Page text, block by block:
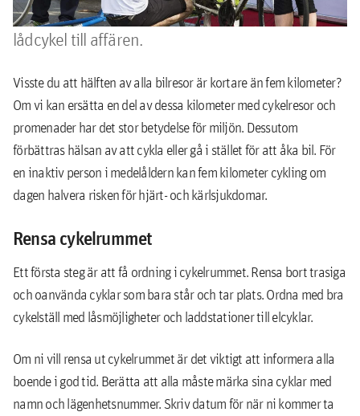
en cykelpool, där till exempel alla kan låna en
lådcykel till affären.
Visste du att hälften av alla bilresor är kortare än fem kilometer?
Om vi kan ersätta en del av dessa kilometer med cykelresor och
promenader har det stor betydelse för miljön. Dessutom
förbättras hälsan av att cykla eller gå i stället för att åka bil. För
en inaktiv person i medelåldern kan fem kilometer cykling om
dagen halvera risken för hjärt- och kärlsjukdomar.
Rensa cykelrummet
Ett första steg är att få ordning i cykelrummet. Rensa bort trasiga
och oanvända cyklar som bara står och tar plats. Ordna med bra
cykelställ med låsmöjligheter och laddstationer till elcyklar.
Om ni vill rensa ut cykelrummet är det viktigt att informera alla
boende i god tid. Berätta att alla måste märka sina cyklar med
namn och lägenhetsnummer. Skriv datum för när ni kommer ta